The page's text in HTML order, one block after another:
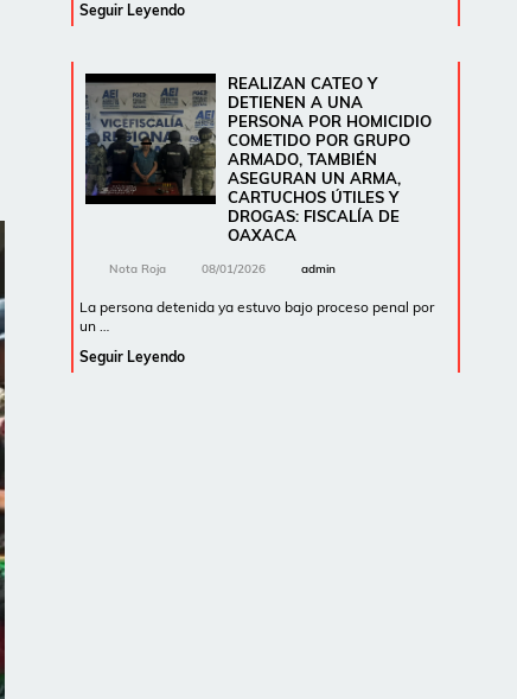
Seguir Leyendo
REALIZAN CATEO Y
DETIENEN A UNA
PERSONA POR HOMICIDIO
COMETIDO POR GRUPO
ARMADO, TAMBIÉN
ASEGURAN UN ARMA,
CARTUCHOS ÚTILES Y
DROGAS: FISCALÍA DE
OAXACA
Nota Roja 08/01/2026 admin
La persona detenida ya estuvo bajo proceso penal por
un …
Seguir Leyendo